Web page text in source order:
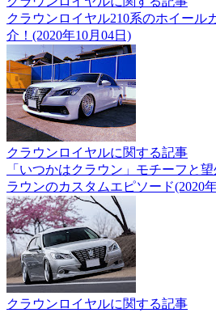
クラウンロイヤル210系のホイール
介！(2020年10月04日)
クラウンロイヤルに関する記事
「いつかはクラウン」モチーフと
ラウンのカスタムエピソード(2020
クラウンロイヤルに関する記事